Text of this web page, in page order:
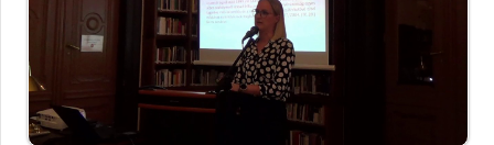
Intézmények
Közreműködők
Megjelenés: világos